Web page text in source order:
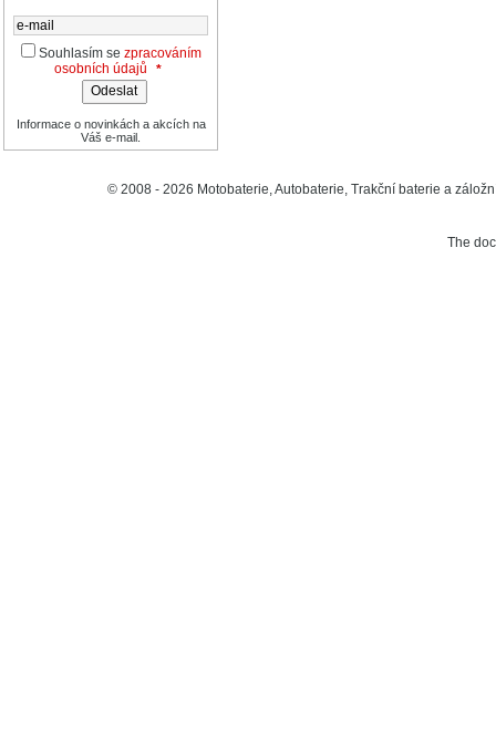
Souhlasím se zpracováním
osobních údajů
*
Informace o novinkách a akcích na
Váš e-mail.
© 2008 - 2026 Motobaterie, Autobaterie, Trakční baterie a
The